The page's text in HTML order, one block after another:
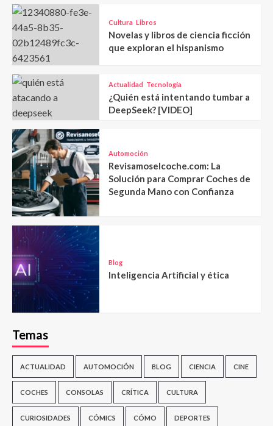
Cultura Libros
Novelas y libros de ciencia ficción
que exploran el hispanismo
Actualidad Tecnología
¿Quién está intentando tumbar a
DeepSeek? [VIDEO]
Automoción
Revisamoselcoche.com: La
Solución para Comprar Coches de
Segunda Mano con Confianza
Blog
Inteligencia Artificial y ética
Temas
ACTUALIDAD AUTOMOCIÓN BLOG CIENCIA CINE
COCHES CONSOLAS CRÍTICA CULTURA
CURIOSIDADES CÓMICS CÓMO DEPORTES